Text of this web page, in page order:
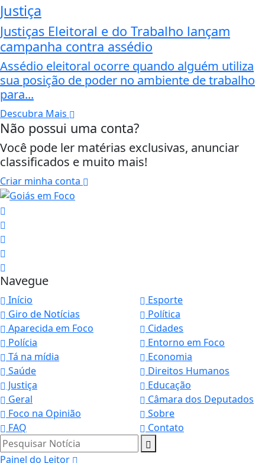
Justiça
Justiças Eleitoral e do Trabalho lançam
campanha contra assédio
Assédio eleitoral ocorre quando alguém utiliza
sua posição de poder no ambiente de trabalho
para...
Descubra Mais
Não possui uma conta?
Você pode ler matérias exclusivas, anunciar
classificados e muito mais!
Criar minha conta
Navegue
Início
Esporte
Giro de Notícias
Política
Aparecida em Foco
Cidades
Polícia
Entorno em Foco
Tá na mídia
Economia
Saúde
Direitos Humanos
Justiça
Educação
Geral
Câmara dos Deputados
Foco na Opinião
Sobre
FAQ
Contato
Pesquisar Notícia
Painel do Leitor